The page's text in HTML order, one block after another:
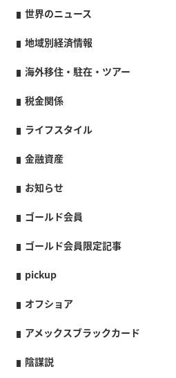
世界のニュース
地域別経済情報
海外移住・駐在・ツアー
税金関係
ライフスタイル
金融資産
お知らせ
ゴールド会員
ゴールド会員限定記事
pickup
オフショア
アメックスブラックカード
陰謀説